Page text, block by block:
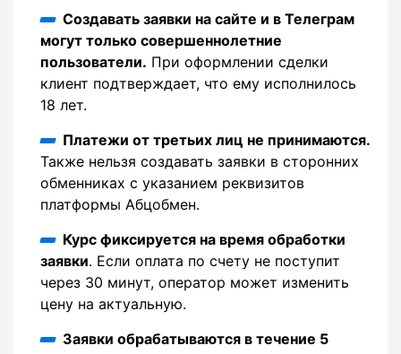
Создавать заявки на сайте и в Телеграм
могут только совершеннолетние
пользователи. При оформлении сделки
клиент подтверждает, что ему исполнилось
18 лет.
Платежи от третьих лиц не принимаются.
Также нельзя создавать заявки в сторонних
обменниках с указанием реквизитов
платформы Абцобмен.
Курс фиксируется на время обработки
заявки. Если оплата по счету не поступит
через 30 минут, оператор может изменить
цену на актуальную.
Заявки обрабатываются в течение 5